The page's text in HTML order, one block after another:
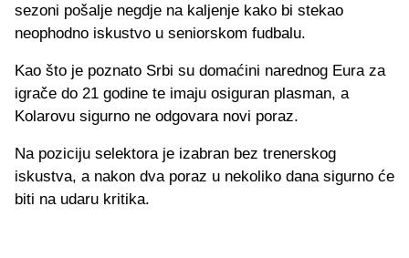
sezoni pošalje negdje na kaljenje kako bi stekao
neophodno iskustvo u seniorskom fudbalu.
Kao što je poznato Srbi su domaćini narednog Eura za
igrače do 21 godine te imaju osiguran plasman, a
Kolarovu sigurno ne odgovara novi poraz.
Na poziciju selektora je izabran bez trenerskog
iskustva, a nakon dva poraz u nekoliko dana sigurno će
biti na udaru kritika.